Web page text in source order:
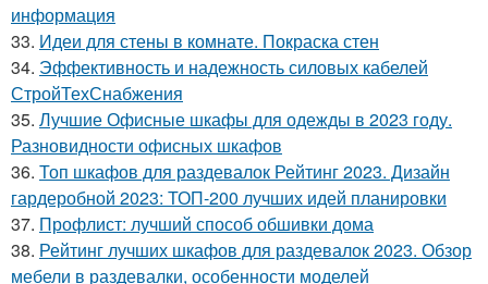
информация
33. Идеи для стены в комнате. Покраска стен
34. Эффективность и надежность силовых кабелей
СтройТехСнабжения
35. Лучшие Офисные шкафы для одежды в 2023 году.
Разновидности офисных шкафов
36. Топ шкафов для раздевалок Рейтинг 2023. Дизайн
гардеробной 2023: ТОП-200 лучших идей планировки
37. Профлист: лучший способ обшивки дома
38. Рейтинг лучших шкафов для раздевалок 2023. Обзор
мебели в раздевалки, особенности моделей